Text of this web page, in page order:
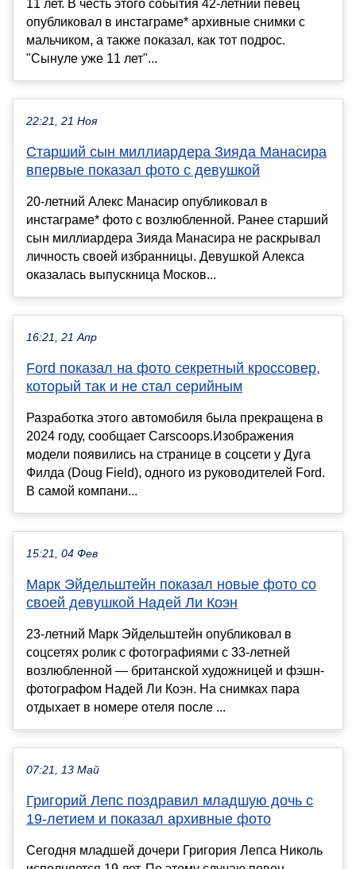
11 лет. В честь этого события 42-летний певец
опубликовал в инстаграме* архивные снимки с
мальчиком, а также показал, как тот подрос.
"Сынуле уже 11 лет"...
22:21, 21 Ноя
Старший сын миллиардера Зияда Манасира
впервые показал фото с девушкой
20-летний Алекс Манасир опубликовал в
инстаграме* фото с возлюбленной. Ранее старший
сын миллиардера Зияда Манасира не раскрывал
личность своей избранницы. Девушкой Алекса
оказалась выпускница Москов...
16:21, 21 Апр
Ford показал на фото секретный кроссовер,
который так и не стал серийным
Разработка этого автомобиля была прекращена в
2024 году, сообщает Carscoops.Изображения
модели появились на странице в соцсети у Дуга
Филда (Doug Field), одного из руководителей Ford.
В самой компани...
15:21, 04 Фев
Марк Эйдельштейн показал новые фото со
своей девушкой Надей Ли Коэн
23-летний Марк Эйдельштейн опубликовал в
соцсетях ролик с фотографиями с 33-летней
возлюбленной — британской художницей и фэшн-
фотографом Надей Ли Коэн. На снимках пара
отдыхает в номере отеля после ...
07:21, 13 Май
Григорий Лепс поздравил младшую дочь с
19-летием и показал архивные фото
Сегодня младшей дочери Григория Лепса Николь